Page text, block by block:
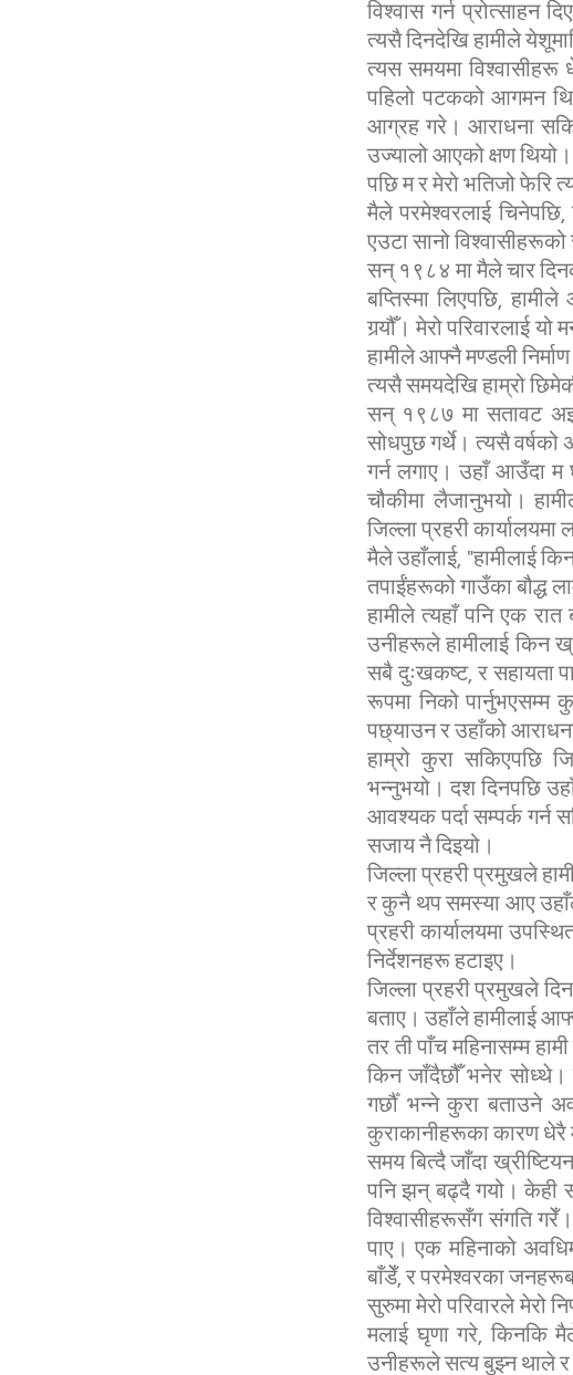
विश्वास गर्न प्रोत्साहन
त्यसै दिनदेखि हामीले
त्यस समयमा
पहिलो पटकको आगमन
आग्रह गरे। आराधना
उज्यालो आएको क्षण थियो।
पछि म र मेरो भतिजो फेरि
मैले परमेश्वरलाई
एउटा सानो
सन् १९८४ मा मैले चार
बप्तिस्मा लिएपछि,
गर्‍यौँ। मेरो परिवारलाई
हामीले आफ्नै मण्डली
त्यसै समयदेखि हाम्रो
सन् १९८७ मा सतावट अझ
सोधपुछ गर्थे। त्यसै वर्षको
गर्न लगाए। उहाँ आउँदा म
चौकीमा लैजानुभयो।
जिल्ला प्रहरी
मैले उहाँलाई, "हामीलाई
तपाईंहरूको गाउँका बौद्ध
हामीले त्यहाँ पनि एक
उनीहरूले हामीलाई किन
सबै दुःखकष्ट, र सहायता
रूपमा निको
पछ्याउन र उहाँको
हाम्रो कुरा सकिएपछि
भन्नुभयो। दश दिनपछि
आवश्यक पर्दा सम्पर्क गर्न
सजाय नै दिइयो।
जिल्ला प्रहरी प्रमुखले
र कुनै थप समस्या आए
प्रहरी कार्यालयमा
निर्देशनहरू हटाइए।
जिल्ला प्रहरी प्रमुखले
बताए। उहाँले हामीलाई
तर ती पाँच महिनासम्म
किन जाँदैछौँ भनेर सोध्थे।
गर्छौँ भन्ने कुरा बताउने
कुराकानीहरूका कारण धेरै
समय बित्दै जाँदा
पनि झन् बढ्दै गयो। केही
विश्वासीहरूसँग संगति
पाए। एक महिनाको
बाँडेँ, र परमेश्वरका
सुरुमा मेरो परिवारले मेरो
मलाई घृणा गरे, किनकि
उनीहरूले सत्य बुझ्न थाले र